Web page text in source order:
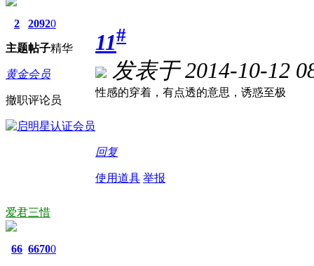
2
主题
2092
帖子
0
精华
黄金会员
撤职评论员
11#
发表于 2014-10-12
性感的穿着，有点透的意思，诱惑至极
回复
使用道具 举报
爱君三惜
66 66700